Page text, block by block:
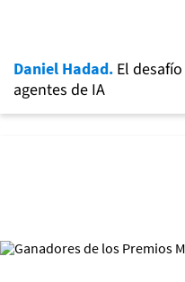
Daniel Hadad. El
agentes de IA